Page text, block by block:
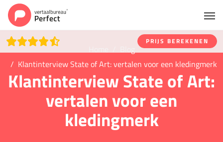
PRIJS BEREKENEN
Klantinterview State of Art: vertalen voor een kledingmerk
Klantinterview State of Art:
vertalen voor een
kledingmerk